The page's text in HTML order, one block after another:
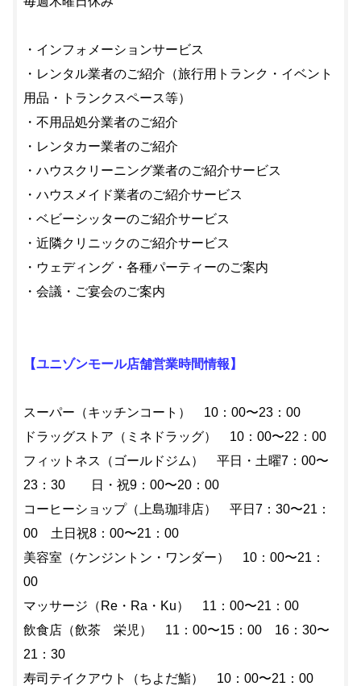
・インフォメーションサービス
・レンタル業者のご紹介（旅行用トランク・イベント
用品・トランクスペース等）
・不用品処分業者のご紹介
・レンタカー業者のご紹介
・ハウスクリーニング業者のご紹介サービス
・ハウスメイド業者のご紹介サービス
・ベビーシッターのご紹介サービス
・近隣クリニックのご紹介サービス
・ウェディング・各種パーティーのご案内
・会議・ご宴会のご案内
【ユニゾンモール店舗営業時間情報】
スーパー（キッチンコート） 10：00〜23：00
ドラッグストア（ミネドラッグ） 10：00〜22：00
フィットネス（ゴールドジム） 平日・土曜7：00〜
23：30 日・祝9：00〜20：00
コーヒーショップ（上島珈琲店） 平日7：30〜21：
00 土日祝8：00〜21：00
美容室（ケンジントン・ワンダー） 10：00〜21：
00
マッサージ（Re・Ra・Ku） 11：00〜21：00
飲食店（飲茶 栄児） 11：00〜15：00 16：30〜
21：30
寿司テイクアウト（ちよだ鮨） 10：00〜21：00